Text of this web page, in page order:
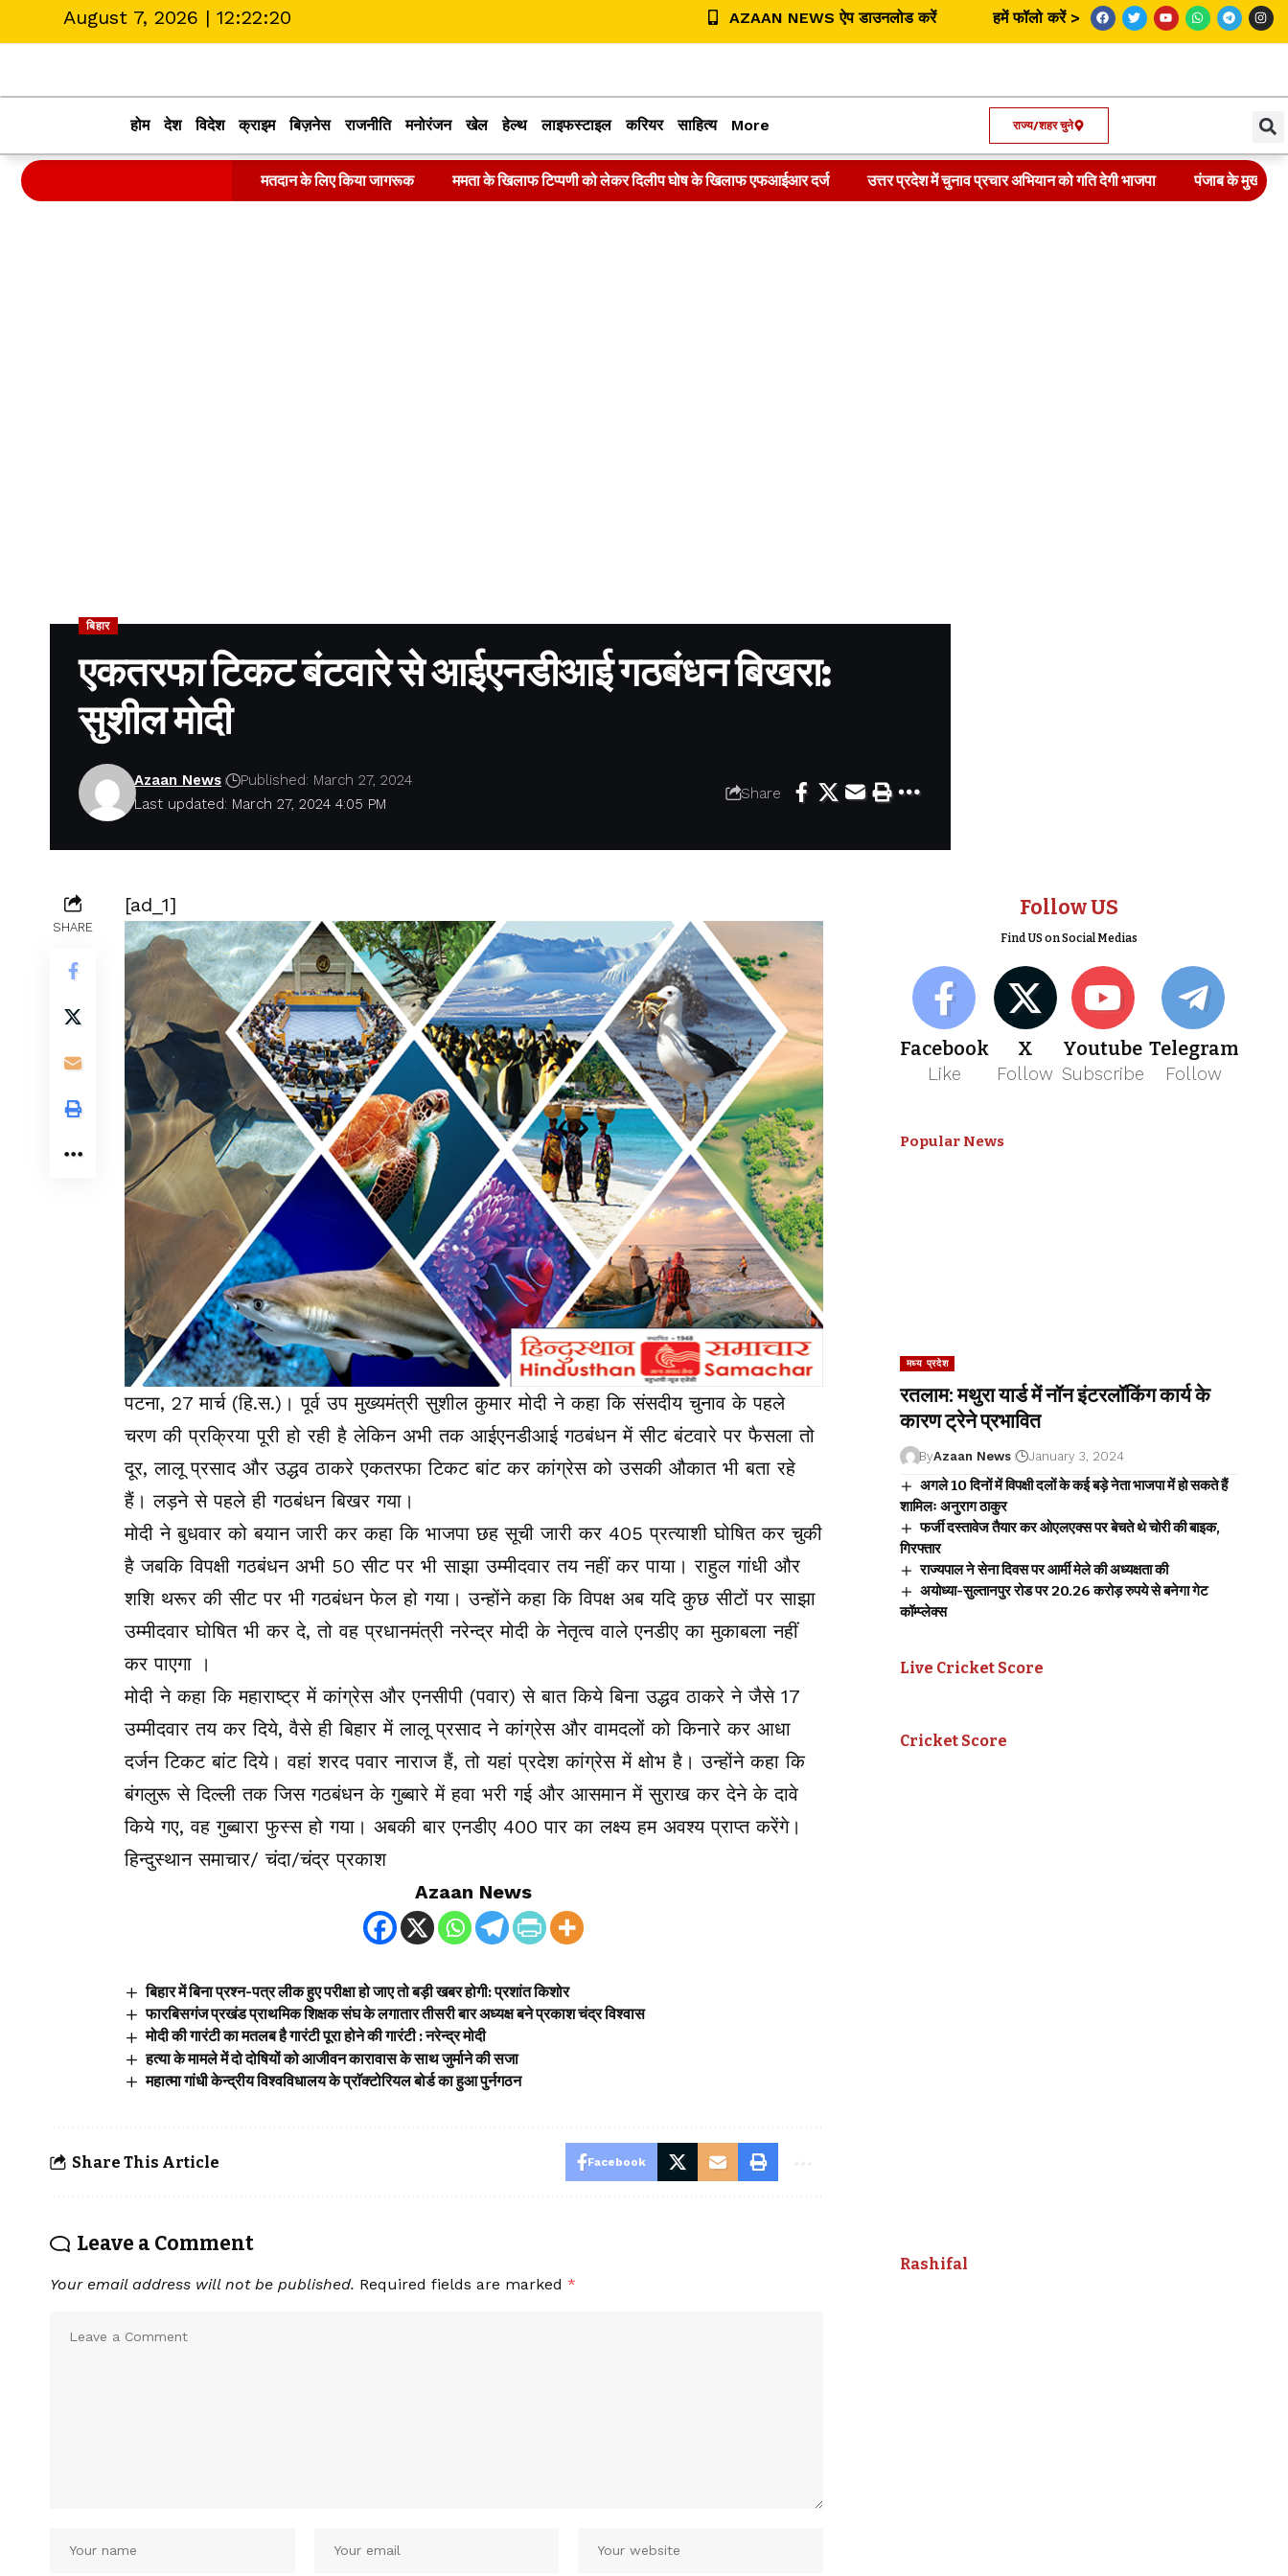
August 7, 2026 |12:22:21 AZAAN NEWS ऐप डाउनलोड करें हमें फॉलो करें >
होम देश विदेश क्राइम बिज़नेस राजनीति मनोरंजन खेल हेल्थ लाइफस्टाइल करियर साहित्य More राज्य/शहर चुने
मतदान के लिए किया जागरूक ममता के खिलाफ टिप्पणी को लेकर दिलीप घोष के खिलाफ एफआईआर दर्ज उत्तर प्रदेश में चुनाव प्रचार अभियान को गति देगी भाजपा पंजाब के
बिहार
एकतरफा टिकट बंटवारे से आईएनडीआई गठबंधन बिखरा:
सुशील मोदी
Last updated: March 27, 2024 4:05 PM
Azaan News Published: March 27, 2024
Share
SHARE
[ad_1]
पटना, 27 मार्च (हि.स.)। पूर्व उप मुख्यमंत्री सुशील कुमार मोदी ने कहा कि संसदीय चुनाव के पहले
चरण की प्रक्रिया पूरी हो रही है लेकिन अभी तक आईएनडीआई गठबंधन में सीट बंटवारे पर फैसला तो
दूर, लालू प्रसाद और उद्धव ठाकरे एकतरफा टिकट बांट कर कांग्रेस को उसकी औकात भी बता रहे
हैं। लड़ने से पहले ही गठबंधन बिखर गया।
मोदी ने बुधवार को बयान जारी कर कहा कि भाजपा छह सूची जारी कर 405 प्रत्याशी घोषित कर चुकी
है जबकि विपक्षी गठबंधन अभी 50 सीट पर भी साझा उम्मीदवार तय नहीं कर पाया। राहुल गांधी और
शशि थरूर की सीट पर भी गठबंधन फेल हो गया। उन्होंने कहा कि विपक्ष अब यदि कुछ सीटों पर साझा
उम्मीदवार घोषित भी कर दे, तो वह प्रधानमंत्री नरेन्द्र मोदी के नेतृत्व वाले एनडीए का मुकाबला नहीं
कर पाएगा ।
मोदी ने कहा कि महाराष्ट्र में कांग्रेस और एनसीपी (पवार) से बात किये बिना उद्धव ठाकरे ने जैसे 17
उम्मीदवार तय कर दिये, वैसे ही बिहार में लालू प्रसाद ने कांग्रेस और वामदलों को किनारे कर आधा
दर्जन टिकट बांट दिये। वहां शरद पवार नाराज हैं, तो यहां प्रदेश कांग्रेस में क्षोभ है। उन्होंने कहा कि
बंगलुरू से दिल्ली तक जिस गठबंधन के गुब्बारे में हवा भरी गई और आसमान में सुराख कर देने के दावे
किये गए, वह गुब्बारा फुस्स हो गया। अबकी बार एनडीए 400 पार का लक्ष्य हम अवश्य प्राप्त करेंगे।
हिन्दुस्थान समाचार/ चंदा/चंद्र प्रकाश
Azaan News
बिहार में बिना प्रश्न-पत्र लीक हुए परीक्षा हो जाए तो बड़ी खबर होगी: प्रशांत किशोर
फारबिसगंज प्रखंड प्राथमिक शिक्षक संघ के लगातार तीसरी बार अध्यक्ष बने प्रकाश चंद्र विश्वास
मोदी की गारंटी का मतलब है गारंटी पूरा होने की गारंटी : नरेन्द्र मोदी
हत्या के मामले में दो दोषियों को आजीवन कारावास के साथ जुर्माने की सजा
महात्मा गांधी केन्द्रीय विश्वविधालय के प्राॅक्टोरियल बोर्ड का हुआ पुर्नगठन
Share This Article Facebook
Leave a Comment
Your email address will not be published. Required fields are marked *
Follow US
Find US on Social Medias
Facebook
Like
X
Follow
Youtube
Subscribe
Telegram
Follow
Popular News
मध्य प्रदेश
रतलाम: मथुरा यार्ड में नॉन इंटरलॉकिंग कार्य के
कारण ट्रेने प्रभावित
ByAzaan News January 3, 2024
अगले 10 दिनों में विपक्षी दलों के कई बड़े नेता भाजपा में हो सकते हैं
शामिलः अनुराग ठाकुर
फर्जी दस्तावेज तैयार कर ओएलएक्स पर बेचते थे चोरी की बाइक,
गिरफ्तार
राज्यपाल ने सेना दिवस पर आर्मी मेले की अध्यक्षता की
अयोध्या-सुल्तानपुर रोड पर 20.26 करोड़ रुपये से बनेगा गेट
कॉम्प्लेक्स
Live Cricket Score
Cricket Score
Rashifal